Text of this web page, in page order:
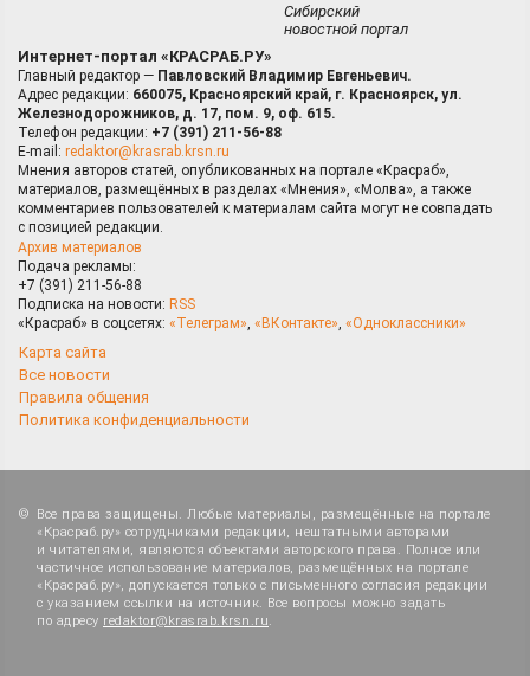
Сибирский
новостной портал
Интернет-портал «КРАСРАБ.РУ»
Главный редактор — Павловский Владимир Евгеньевич.
Адрес редакции: 660075, Красноярский край, г. Красноярск, ул.
Железнодорожников, д. 17, пом. 9, оф. 615.
Телефон редакции: +7 (391) 211-56-88
E-mail: redaktor@krasrab.krsn.ru
Мнения авторов статей, опубликованных на портале «Красраб»,
материалов, размещённых в разделах «Мнения», «Молва», а также
комментариев пользователей к материалам сайта могут не совпадать
с позицией редакции.
Архив материалов
Подача рекламы:
+7 (391) 211-56-88
Подписка на новости: RSS
«Красраб» в соцсетях: «Телеграм» «ВКонтакте» «Одноклассники»
Карта сайта
Все новости
Правила общения
Политика конфиденциальности
Все права защищены. Любые материалы, размещённые на портале
«Красраб.ру» сотрудниками редакции, нештатными авторами
и читателями, являются объектами авторского права. Полное или
частичное использование материалов, размещённых на портале
«Красраб.ру», допускается только с письменного согласия редакции
с указанием ссылки на источник. Все вопросы можно задать
по адресу redaktor@krasrab.krsn.ru.